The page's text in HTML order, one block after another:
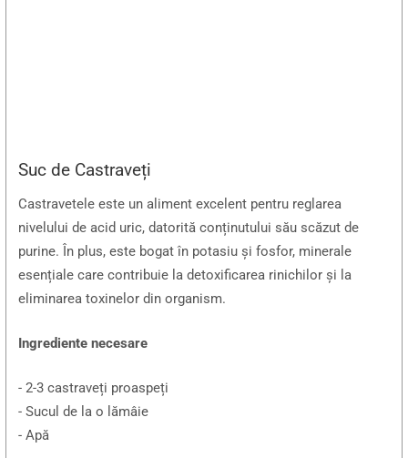
Suc de Castraveți
Castravetele este un aliment excelent pentru reglarea
nivelului de acid uric, datorită conținutului său scăzut de
purine. În plus, este bogat în potasiu și fosfor, minerale
esențiale care contribuie la detoxificarea rinichilor și la
eliminarea toxinelor din organism.
Ingrediente necesare
- 2-3 castraveți proaspeți
- Sucul de la o lămâie
- Apă